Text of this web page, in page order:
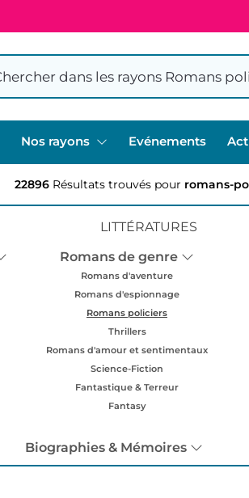
Nos rayons Evénements
22896 Résultats trouvés pour romans-
LITTÉRATURES
Romans de genre
Romans d'aventure
Romans d'espionnage
Romans policiers
Thrillers
Romans d'amour et sentimentaux
Science-Fiction
Fantastique & Terreur
Fantasy
Biographies & Mémoires